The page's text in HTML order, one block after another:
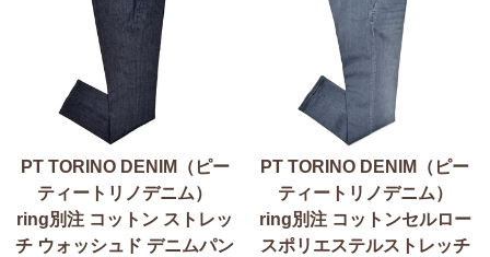
PT TORINO DENIM（ピー
ティートリノデニム）
ring別注 コットン ストレッ
チ ウォッシュド デニムパン
PT TORINO DENIM（ピー
ティートリノデニム）
ring別注 コットンセルロー
スポリエステルストレッチ